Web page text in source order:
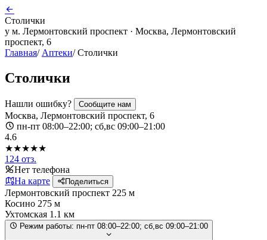
Столички
у м. Лермонтовский проспект · Москва, Лермонтовский
проспект, 6
Главная/ Аптеки/ Столички
Столички
Нашли ошибку? Сообщите нам
Москва, Лермонтовский проспект, 6
пн-пт 08:00–22:00; сб,вс 09:00–21:00
4.6
★★★★★
124 отз.
Нет телефона
На карте
Поделиться
Лермонтовский проспект 225 м
Косино 275 м
Ухтомская 1.1 км
Режим работы: пн-пт 08:00–22:00; сб,вс 09:00–21:00